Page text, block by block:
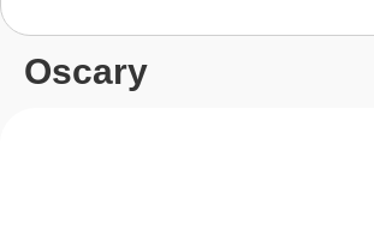
Oscary